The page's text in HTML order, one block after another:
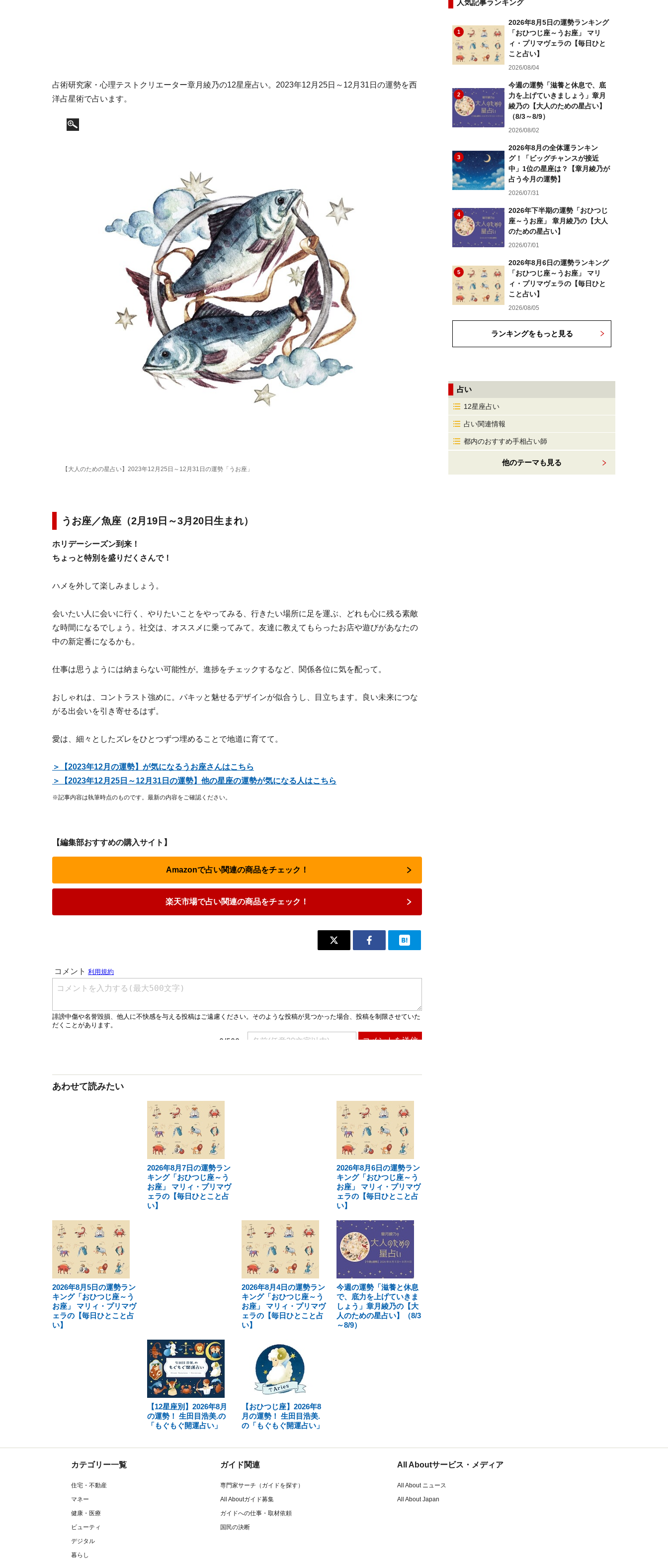
占術研究家・心理テストクリエーター章月綾乃の12星座占い。2023年12月25日～12月31日の運勢を西
洋占星術で占います。
【大人のための星占い】2023年12月25日～12月31日の運勢「うお座」
うお座／魚座（2月19日～3月20日生まれ）
ホリデーシーズン到来！
ちょっと特別を盛りだくさんで！
ハメを外して楽しみましょう。
会いたい人に会いに行く、やりたいことをやってみる、行きたい場所に足を運ぶ、どれも心に残る素敵
な時間になるでしょう。社交は、オススメに乗ってみて。友達に教えてもらったお店や遊びがあなたの
中の新定番になるかも。
仕事は思うようには納まらない可能性が。進捗をチェックするなど、関係各位に気を配って。
おしゃれは、コントラスト強めに。パキッと魅せるデザインが似合うし、目立ちます。良い未来につな
がる出会いを引き寄せるはず。
愛は、細々としたズレをひとつずつ埋めることで地道に育てて。
＞【2023年12月の運勢】が気になるうお座さんはこちら
＞【2023年12月25日～12月31日の運勢】他の星座の運勢が気になる人はこちら
※記事内容は執筆時点のものです。最新の内容をご確認ください。
【編集部おすすめの購入サイト】
Amazonで占い関連の商品をチェック！
楽天市場で占い関連の商品をチェック！
あわせて読みたい
2026年8月7日の運勢ラン
キング「おひつじ座～う
お座」 マリィ・プリマヴ
ェラの【毎日ひとこと占
い】
2026年8月6日の運勢ラン
キング「おひつじ座～う
お座」 マリィ・プリマヴ
ェラの【毎日ひとこと占
い】
2026年8月5日の運勢ラン
キング「おひつじ座～う
お座」 マリィ・プリマヴ
ェラの【毎日ひとこと占
い】
2026年8月4日の運勢ラン
キング「おひつじ座～う
お座」 マリィ・プリマヴ
ェラの【毎日ひとこと占
い】
今週の運勢「滋養と休息
で、底力を上げていきま
しょう」章月綾乃の【大
人のための星占い】（8/3
～8/9）
【12星座別】2026年8月
の運勢！ 生田目浩美.の
「もぐもぐ開運占い」
【おひつじ座】2026年8
月の運勢！ 生田目浩美.
の「もぐもぐ開運占い」
人気記事ランキング
1
2026年8月5日の運勢ランキング
「おひつじ座～うお座」 マリ
ィ・プリマヴェラの【毎日ひと
こと占い】
2026/08/04
2
今週の運勢「滋養と休息で、底
力を上げていきましょう」章月
綾乃の【大人のための星占い】
（8/3～8/9）
2026/08/02
3
2026年8月の全体運ランキン
グ！「ビッグチャンスが接近
中」1位の星座は？【章月綾乃が
占う今月の運勢】
2026/07/31
4
2026年下半期の運勢「おひつじ
座～うお座」 章月綾乃の【大人
のための星占い】
2026/07/01
5
2026年8月6日の運勢ランキング
「おひつじ座～うお座」 マリ
ィ・プリマヴェラの【毎日ひと
こと占い】
2026/08/05
ランキングをもっと見る
占い
12星座占い
占い関連情報
都内のおすすめ手相占い師
他のテーマも見る
カテゴリー一覧
住宅・不動産
マネー
健康・医療
ビューティ
デジタル
暮らし
ガイド関連
専門家サーチ（ガイドを探す）
All Aboutガイド募集
ガイドへの仕事・取材依頼
国民の決断
All Aboutサービス・メディア
All About ニュース
All About Japan